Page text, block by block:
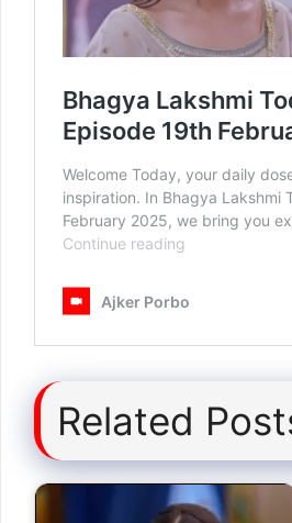
Related